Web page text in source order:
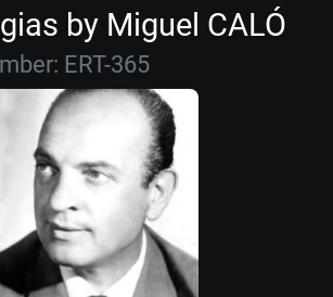
by Miguel CALÓ
ERT-365